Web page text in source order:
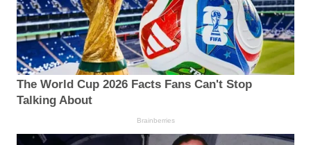
The World Cup 2026 Facts Fans Can't Stop
Talking About
Brainberries